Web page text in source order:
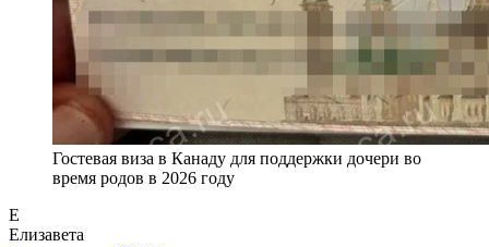
Гостевая виза в Канаду для поддержки дочери во
время родов в 2026 году
Е
Елизавета